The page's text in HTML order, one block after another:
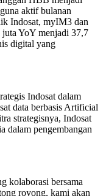
aktif bulanan
Indosat, myIM3 dan
juta YoY menjadi 37,7
digital yang
Indosat dalam
data berbasis Artificial
strategisnya, Indosat
dalam pengembangan
kolaborasi bersama
royong, kami akan